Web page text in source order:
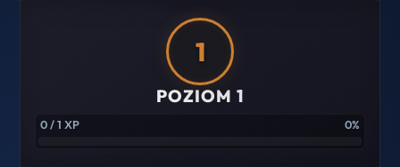
1
POZIOM 1
0 / 1 XP 0%